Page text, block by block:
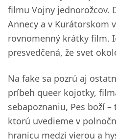
filmu Vojny jednorožcov.
Annecy a v Kurátorskom
rovnomenný krátky film.
presvedčená, že svet
Na fake sa pozrú aj
príbeh queer kojotky,
sebapoznaniu, Pes boží
ktorú uvedieme v
hranicu medzi vierou a